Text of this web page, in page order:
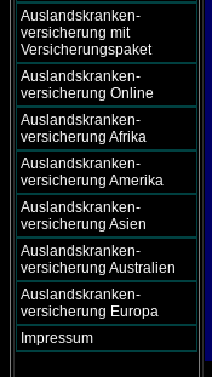
Auslandskranken-
versicherung mit
Versicherungspaket
Auslandskranken-
versicherung Online
Auslandskranken-
versicherung Afrika
Auslandskranken-
versicherung Amerika
Auslandskranken-
versicherung Asien
Auslandskranken-
versicherung Australien
Auslandskranken-
versicherung Europa
Impressum